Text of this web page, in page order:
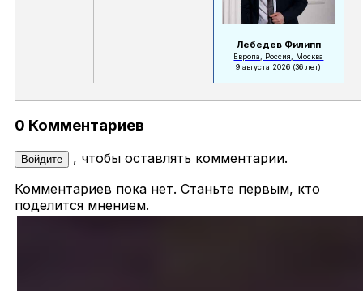
Лебедев Филипп
Европа, Россия, Москва
9 августа 2026 (36 лет)
0 Комментариев
Войдите
, чтобы оставлять комментарии.
Комментариев пока нет. Станьте первым, кто
поделится мнением.